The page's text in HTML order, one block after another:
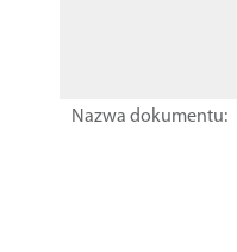
Nazwa dokumentu: